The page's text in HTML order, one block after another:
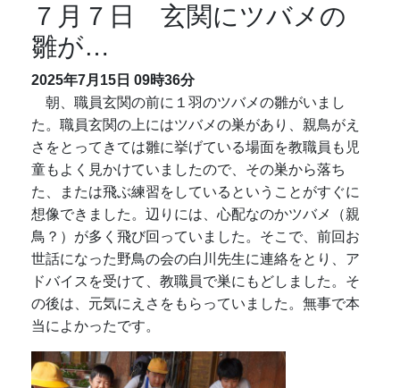
７月７日 玄関にツバメの
雛が…
2025年7月15日 09時36分
朝、職員玄関の前に１羽のツバメの雛がいまし
た。職員玄関の上にはツバメの巣があり、親鳥がえ
さをとってきては雛に挙げている場面を教職員も児
童もよく見かけていましたので、その巣から落ち
た、または飛ぶ練習をしているということがすぐに
想像できました。辺りには、心配なのかツバメ（親
鳥？）が多く飛び回っていました。そこで、前回お
世話になった野鳥の会の白川先生に連絡をとり、ア
ドバイスを受けて、教職員で巣にもどしました。そ
の後は、元気にえさをもらっていました。無事で本
当によかったです。